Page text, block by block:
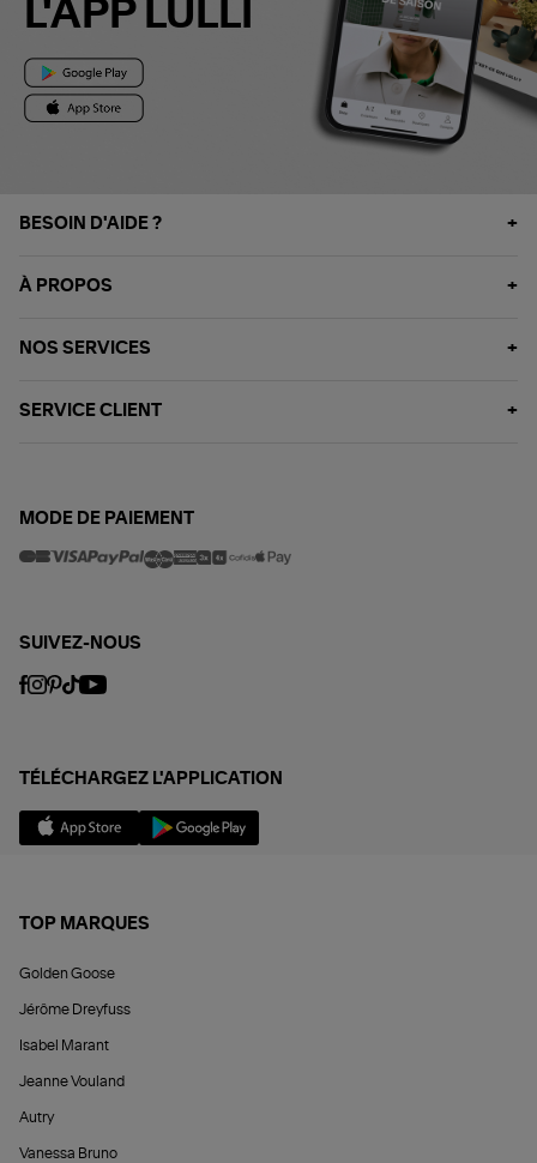
L'APP LULLI
BESOIN D'AIDE ?
À PROPOS
NOS SERVICES
SERVICE CLIENT
MODE DE PAIEMENT
SUIVEZ-NOUS
TÉLÉCHARGEZ L'APPLICATION
TOP MARQUES
Golden Goose
Jérôme Dreyfuss
Isabel Marant
Jeanne Vouland
Autry
Vanessa Bruno